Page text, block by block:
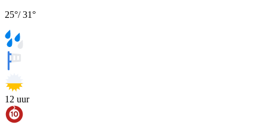
25°/31°
12 uur